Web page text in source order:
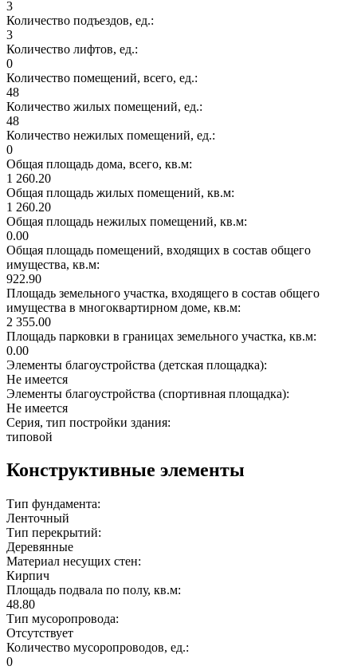
3
Количество подъездов, ед.:
3
Количество лифтов, ед.:
0
Количество помещений, всего, ед.:
48
Количество жилых помещений, ед.:
48
Количество нежилых помещений, ед.:
0
Общая площадь дома, всего, кв.м:
1 260.20
Общая площадь жилых помещений, кв.м:
1 260.20
Общая площадь нежилых помещений, кв.м:
0.00
Общая площадь помещений, входящих в состав общего
имущества, кв.м:
922.90
Площадь земельного участка, входящего в состав общего
имущества в многоквартирном доме, кв.м:
2 355.00
Площадь парковки в границах земельного участка, кв.м:
0.00
Элементы благоустройства (детская площадка):
Не имеется
Элементы благоустройства (спортивная площадка):
Не имеется
Серия, тип постройки здания:
типовой
Конструктивные элементы
Тип фундамента:
Ленточный
Тип перекрытий:
Деревянные
Материал несущих стен:
Кирпич
Площадь подвала по полу, кв.м:
48.80
Тип мусоропровода:
Отсутствует
Количество мусоропроводов, ед.:
0